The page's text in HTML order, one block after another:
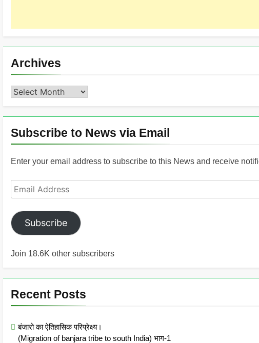
Archives
Archives
Subscribe to News via Email
Enter your email address to subscribe to this News and receive
Email
Address
Subscribe
Join 18.6K other subscribers
Recent Posts
बंजारो का ऐतिहासिक परिप्रेक्ष्य।
(Migration of banjara tribe to south India) भाग-1